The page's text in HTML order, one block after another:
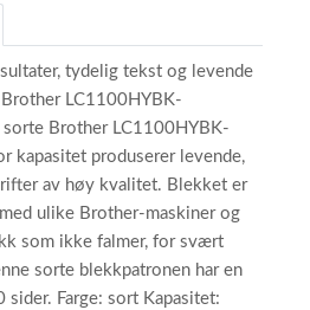
tydelig tekst og levende
LC1100HYBK-
Brother LC1100HYBK-
kapasitet produserer levende,
av høy kvalitet. Blekket er
ulike Brother-maskiner og
som ikke falmer, for svært
sorte blekkpatronen har en
sider. Farge: sort Kapasitet: